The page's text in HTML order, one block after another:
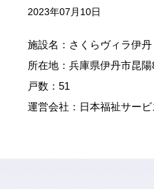
2023年07月10日
施設名：さくらヴィラ伊丹
所在地：兵庫県伊丹市昆
戸数：51
運営会社：日本福祉サー